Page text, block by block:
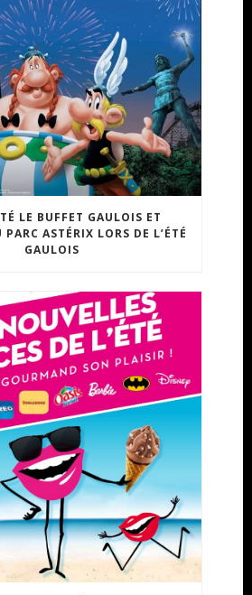
LE BUFFET GAULOIS ET
ASTÉRIX LORS DE L’ÉTÉ
GAULOIS